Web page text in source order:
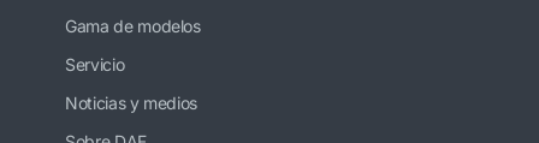
Gama de modelos
Servicio
Noticias y medios